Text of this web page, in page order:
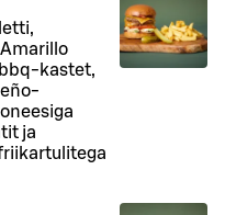
kastet,
ja